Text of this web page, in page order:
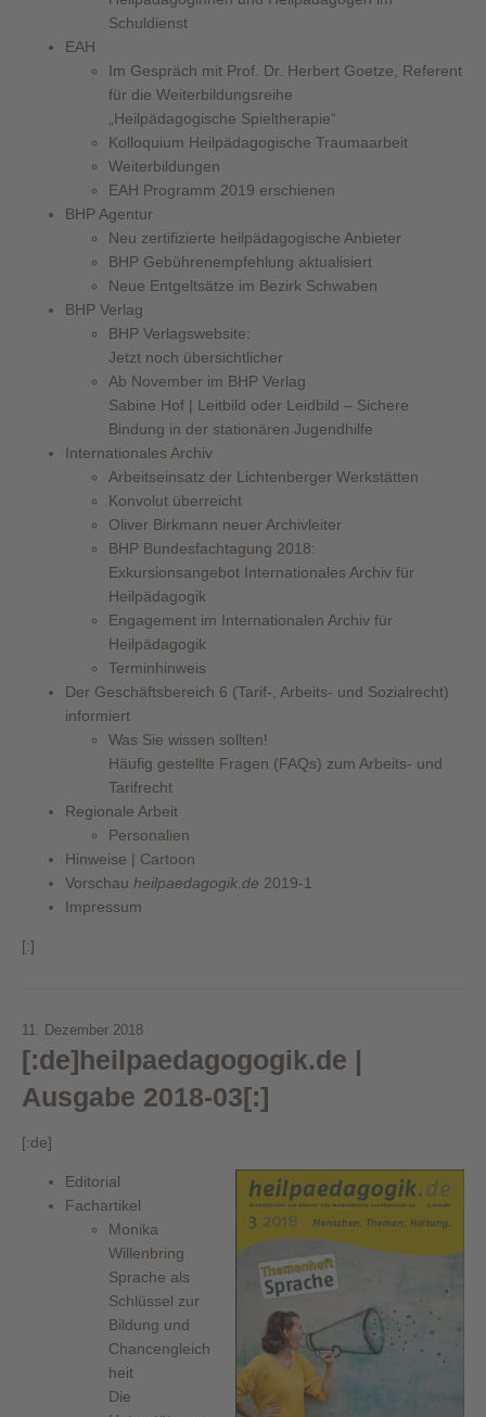
Schuldienst
EAH
Im Gespräch mit Prof. Dr. Herbert Goetze, Referent
für die Weiterbildungsreihe
„Heilpädagogische Spieltherapie“
Kolloquium Heilpädagogische Traumaarbeit
Weiterbildungen
EAH Programm 2019 erschienen
BHP Agentur
Neu zertifizierte heilpädagogische Anbieter
BHP Gebührenempfehlung aktualisiert
Neue Entgeltsätze im Bezirk Schwaben
BHP Verlag
BHP Verlagswebsite:
Jetzt noch übersichtlicher
Ab November im BHP Verlag
Sabine Hof | Leitbild oder Leidbild – Sichere
Bindung in der stationären Jugendhilfe
Internationales Archiv
Arbeitseinsatz der Lichtenberger Werkstätten
Konvolut überreicht
Oliver Birkmann neuer Archivleiter
BHP Bundesfachtagung 2018:
Exkursionsangebot Internationales Archiv für
Heilpädagogik
Engagement im Internationalen Archiv für
Heilpädagogik
Terminhinweis
Der Geschäftsbereich 6 (Tarif-, Arbeits- und Sozialrecht)
informiert
Was Sie wissen sollten!
Häufig gestellte Fragen (FAQs) zum Arbeits- und
Tarifrecht
Regionale Arbeit
Personalien
Hinweise | Cartoon
Vorschau heilpaedagogik.de 2019-1
Impressum
[:]
11. Dezember 2018
[:de]heilpaedagogogik.de |
Ausgabe 2018-03[:]
[:de]
Editorial
Fachartikel
Monika
Willenbring
Sprache als
Schlüssel zur
Bildung und
Chancengleich
heit
Die